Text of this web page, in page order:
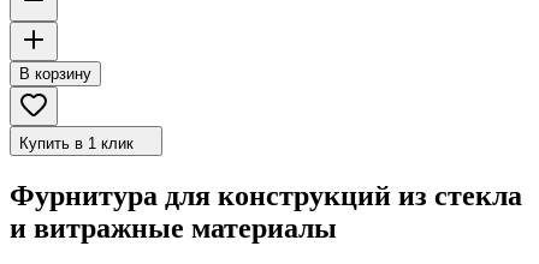
В корзину
Купить в 1 клик
Фурнитура для конструкций из стекла
и витражные материалы